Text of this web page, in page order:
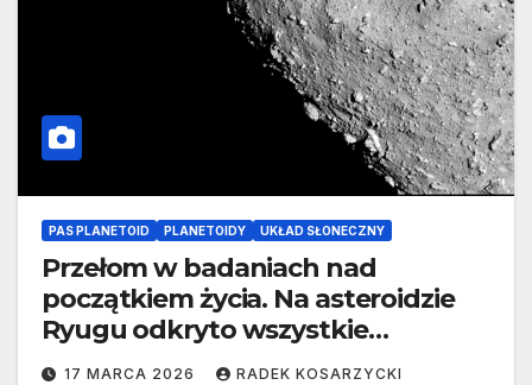
PAS PLANETOID PLANETOIDY UKŁAD SŁONECZNY
Przełom w badaniach nad
początkiem życia. Na asteroidzie
Ryugu odkryto wszystkie
kluczowe składniki DNA i RNA
17 MARCA 2026 RADEK KOSARZYCKI